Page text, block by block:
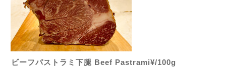
ビーフパストラミ下腿 Beef Pastrami¥/100g